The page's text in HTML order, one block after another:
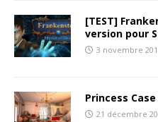
[TEST]
version pour
3 novembre
Princess
21 décembre